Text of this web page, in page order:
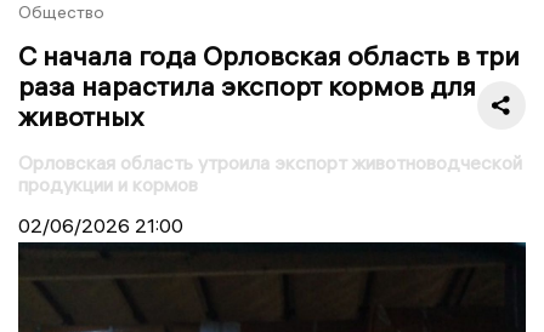
Общество
С начала года Орловская область в три
раза нарастила экспорт кормов для
животных
Орловская область утроила экспорт животноводческой
продукции и кормов
02/06/2026 21:00